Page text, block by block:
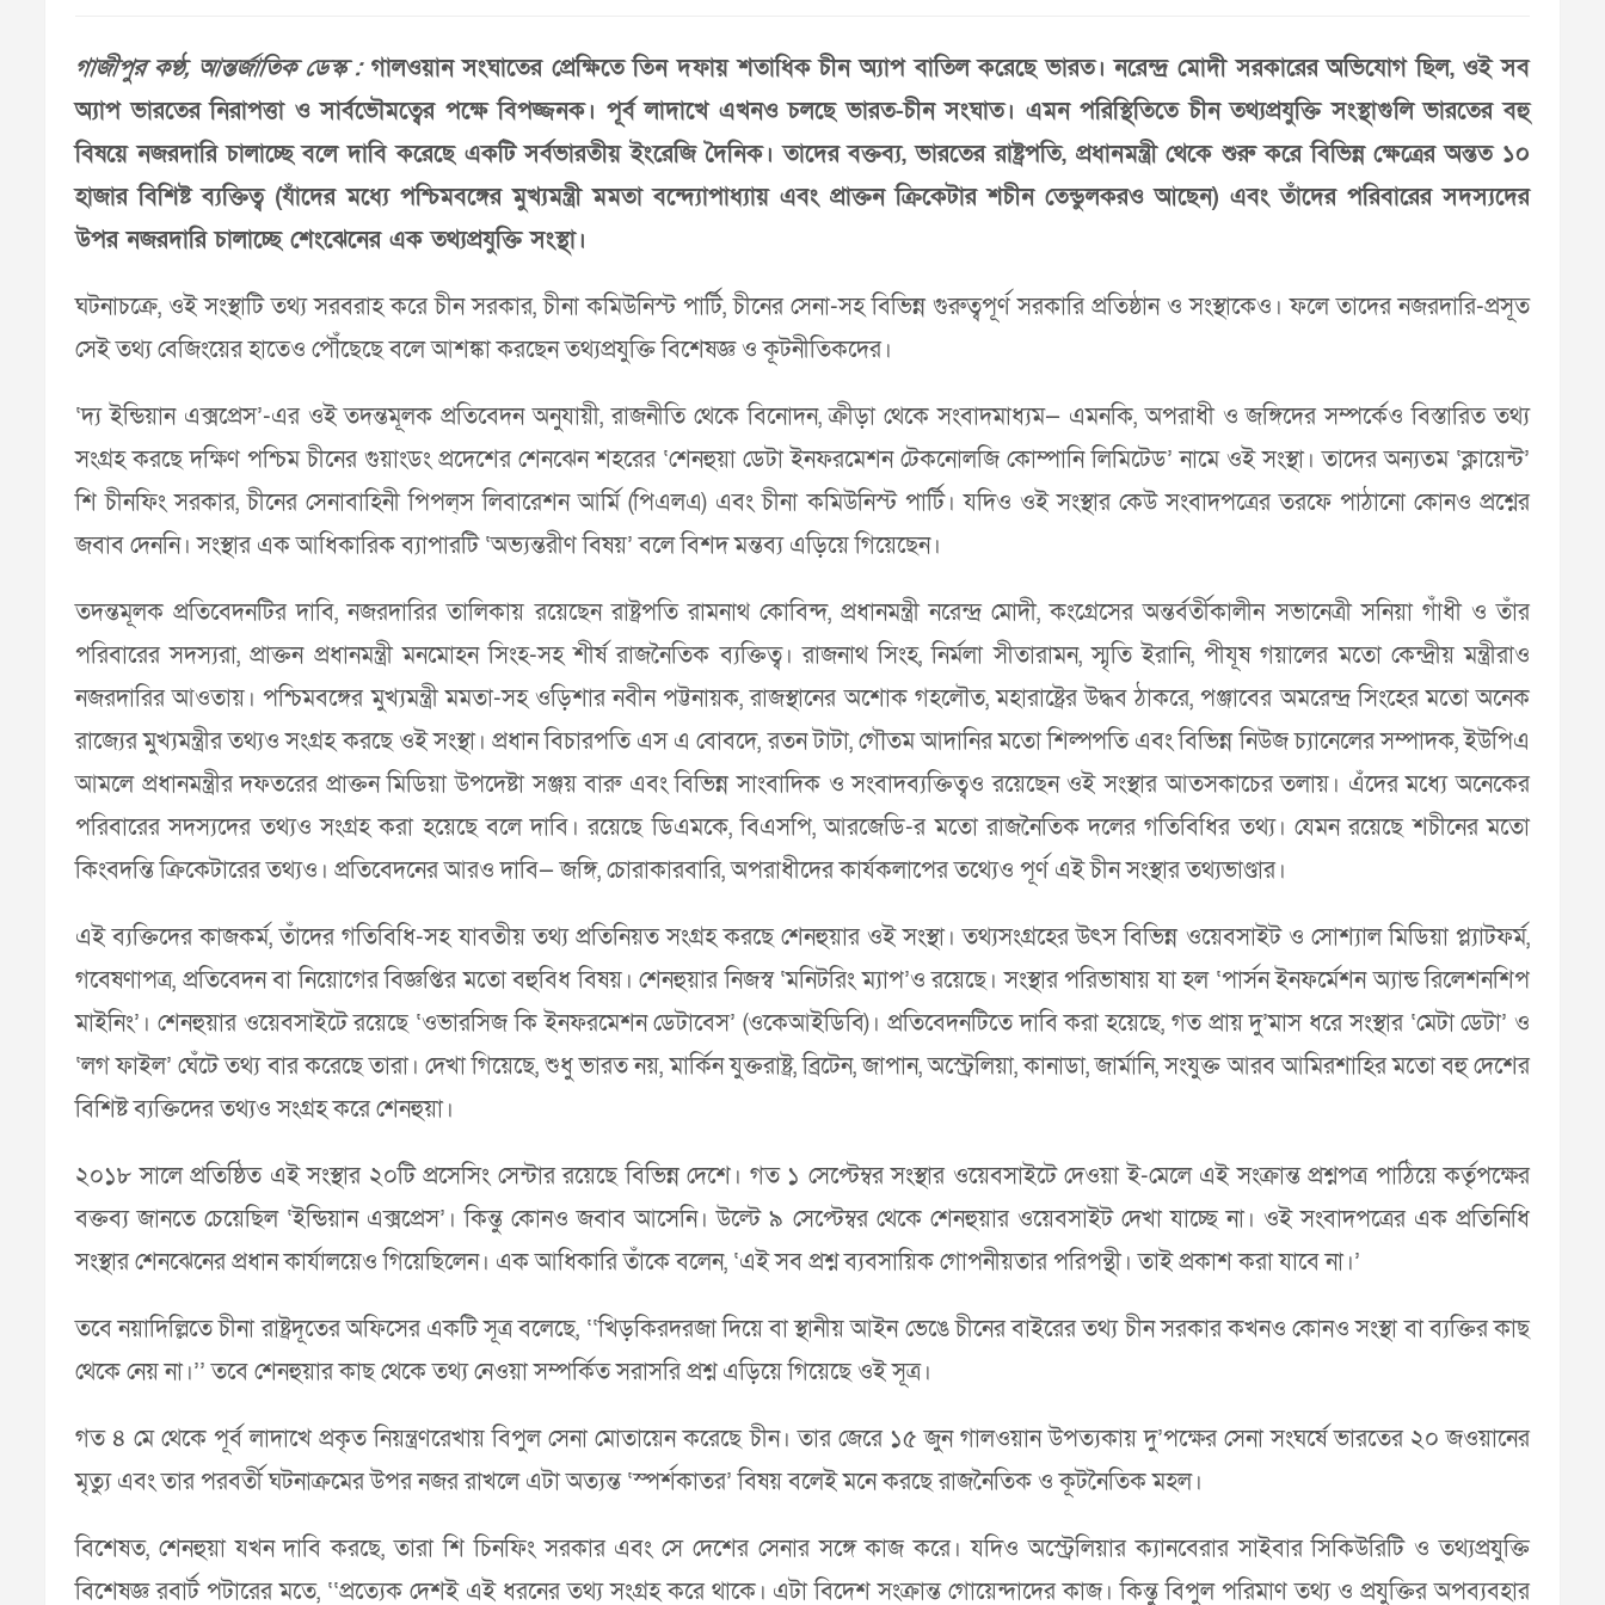
গাজীপুর কণ্ঠ, আন্তর্জাতিক ডেস্ক :গালওয়ান সংঘাতের প্রেক্ষিতে তিন দফায় শতাধিক চীন অ্যাপ বাতিল করেছে ভারত। নরেন্দ্র মোদী সরকারের অভিযোগ ছিল, ওই সব
অ্যাপ ভারতের নিরাপত্তা ও সার্বভৌমত্বের পক্ষে বিপজ্জনক। পূর্ব লাদাখে এখনও চলছে ভারত-চীন সংঘাত। এমন পরিস্থিতিতে চীন তথ্যপ্রযুক্তি সংস্থাগুলি ভারতের বহু
বিষয়ে নজরদারি চালাচ্ছে বলে দাবি করেছে একটি সর্বভারতীয় ইংরেজি দৈনিক। তাদের বক্তব্য, ভারতের রাষ্ট্রপতি, প্রধানমন্ত্রী থেকে শুরু করে বিভিন্ন ক্ষেত্রের অন্তত ১০
হাজার বিশিষ্ট ব্যক্তিত্ব (যাঁদের মধ্যে পশ্চিমবঙ্গের মুখ্যমন্ত্রী মমতা বন্দ্যোপাধ্যায় এবং প্রাক্তন ক্রিকেটার শচীন তেন্ডুলকরও আছেন) এবং তাঁদের পরিবারের সদস্যদের
উপর নজরদারি চালাচ্ছে শেংঝেনের এক তথ্যপ্রযুক্তি সংস্থা।
ঘটনাচক্রে, ওই সংস্থাটি তথ্য সরবরাহ করে চীন সরকার, চীনা কমিউনিস্ট পার্টি, চীনের সেনা-সহ বিভিন্ন গুরুত্বপূর্ণ সরকারি প্রতিষ্ঠান ও সংস্থাকেও। ফলে তাদের নজরদারি-প্রসূত
সেই তথ্য বেজিংয়ের হাতেও পৌঁছেছে বলে আশঙ্কা করছেন তথ্যপ্রযুক্তি বিশেষজ্ঞ ও কূটনীতিকদের।
‘দ্য ইন্ডিয়ান এক্সপ্রেস’-এর ওই তদন্তমূলক প্রতিবেদন অনুযায়ী, রাজনীতি থেকে বিনোদন, ক্রীড়া থেকে সংবাদমাধ্যম— এমনকি, অপরাধী ও জঙ্গিদের সম্পর্কেও বিস্তারিত তথ্য
সংগ্রহ করছে দক্ষিণ পশ্চিম চীনের গুয়াংডং প্রদেশের শেনঝেন শহরের ‘শেনহুয়া ডেটা ইনফরমেশন টেকনোলজি কোম্পানি লিমিটেড’ নামে ওই সংস্থা। তাদের অন্যতম ‘ক্লায়েন্ট’
শি চীনফিং সরকার, চীনের সেনাবাহিনী পিপল্‌স লিবারেশন আর্মি (পিএলএ) এবং চীনা কমিউনিস্ট পার্টি। যদিও ওই সংস্থার কেউ সংবাদপত্রের তরফে পাঠানো কোনও প্রশ্নের
জবাব দেননি। সংস্থার এক আধিকারিক ব্যাপারটি ‘অভ্যন্তরীণ বিষয়’ বলে বিশদ মন্তব্য এড়িয়ে গিয়েছেন।
তদন্তমূলক প্রতিবেদনটির দাবি, নজরদারির তালিকায় রয়েছেন রাষ্ট্রপতি রামনাথ কোবিন্দ, প্রধানমন্ত্রী নরেন্দ্র মোদী, কংগ্রেসের অন্তর্বর্তীকালীন সভানেত্রী সনিয়া গাঁধী ও তাঁর
পরিবারের সদস্যরা, প্রাক্তন প্রধানমন্ত্রী মনমোহন সিংহ-সহ শীর্ষ রাজনৈতিক ব্যক্তিত্ব। রাজনাথ সিংহ, নির্মলা সীতারামন, স্মৃতি ইরানি, পীযূষ গয়ালের মতো কেন্দ্রীয় মন্ত্রীরাও
নজরদারির আওতায়। পশ্চিমবঙ্গের মুখ্যমন্ত্রী মমতা-সহ ওড়িশার নবীন পট্টনায়ক, রাজস্থানের অশোক গহলৌত, মহারাষ্ট্রের উদ্ধব ঠাকরে, পঞ্জাবের অমরেন্দ্র সিংহের মতো অনেক
রাজ্যের মুখ্যমন্ত্রীর তথ্যও সংগ্রহ করছে ওই সংস্থা। প্রধান বিচারপতি এস এ বোবদে, রতন টাটা, গৌতম আদানির মতো শিল্পপতি এবং বিভিন্ন নিউজ চ্যানেলের সম্পাদক, ইউপিএ
আমলে প্রধানমন্ত্রীর দফতরের প্রাক্তন মিডিয়া উপদেষ্টা সঞ্জয় বারু এবং বিভিন্ন সাংবাদিক ও সংবাদব্যক্তিত্বও রয়েছেন ওই সংস্থার আতসকাচের তলায়। এঁদের মধ্যে অনেকের
পরিবারের সদস্যদের তথ্যও সংগ্রহ করা হয়েছে বলে দাবি। রয়েছে ডিএমকে, বিএসপি, আরজেডি-র মতো রাজনৈতিক দলের গতিবিধির তথ্য। যেমন রয়েছে শচীনের মতো
কিংবদন্তি ক্রিকেটারের তথ্যও। প্রতিবেদনের আরও দাবি— জঙ্গি, চোরাকারবারি, অপরাধীদের কার্যকলাপের তথ্যেও পূর্ণ এই চীন সংস্থার তথ্যভাণ্ডার।
এই ব্যক্তিদের কাজকর্ম, তাঁদের গতিবিধি-সহ যাবতীয় তথ্য প্রতিনিয়ত সংগ্রহ করছে শেনহুয়ার ওই সংস্থা। তথ্যসংগ্রহের উৎস বিভিন্ন ওয়েবসাইট ও সোশ্যাল মিডিয়া প্ল্যাটফর্ম,
গবেষণাপত্র, প্রতিবেদন বা নিয়োগের বিজ্ঞপ্তির মতো বহুবিধ বিষয়। শেনহুয়ার নিজস্ব ‘মনিটরিং ম্যাপ’ও রয়েছে। সংস্থার পরিভাষায় যা হল ‘পার্সন ইনফর্মেশন অ্যান্ড রিলেশনশিপ
মাইনিং’। শেনহুয়ার ওয়েবসাইটে রয়েছে ‘ওভারসিজ কি ইনফরমেশন ডেটাবেস’ (ওকেআইডিবি)। প্রতিবেদনটিতে দাবি করা হয়েছে, গত প্রায় দু’মাস ধরে সংস্থার ‘মেটা ডেটা’ ও
‘লগ ফাইল’ ঘেঁটে তথ্য বার করেছে তারা। দেখা গিয়েছে, শুধু ভারত নয়, মার্কিন যুক্তরাষ্ট্র, ব্রিটেন, জাপান, অস্ট্রেলিয়া, কানাডা, জার্মানি, সংযুক্ত আরব আমিরশাহির মতো বহু দেশের
বিশিষ্ট ব্যক্তিদের তথ্যও সংগ্রহ করে শেনহুয়া।
২০১৮ সালে প্রতিষ্ঠিত এই সংস্থার ২০টি প্রসেসিং সেন্টার রয়েছে বিভিন্ন দেশে। গত ১ সেপ্টেম্বর সংস্থার ওয়েবসাইটে দেওয়া ই-মেলে এই সংক্রান্ত প্রশ্নপত্র পাঠিয়ে কর্তৃপক্ষের
বক্তব্য জানতে চেয়েছিল ‘ইন্ডিয়ান এক্সপ্রেস’। কিন্তু কোনও জবাব আসেনি। উল্টে ৯ সেপ্টেম্বর থেকে শেনহুয়ার ওয়েবসাইট দেখা যাচ্ছে না। ওই সংবাদপত্রের এক প্রতিনিধি
সংস্থার শেনঝেনের প্রধান কার্যালয়েও গিয়েছিলেন। এক আধিকারি তাঁকে বলেন, ‘এই সব প্রশ্ন ব্যবসায়িক গোপনীয়তার পরিপন্থী। তাই প্রকাশ করা যাবে না।’
তবে নয়াদিল্লিতে চীনা রাষ্ট্রদূতের অফিসের একটি সূত্র বলেছে, ‘‘খিড়কিরদরজা দিয়ে বা স্থানীয় আইন ভেঙে চীনের বাইরের তথ্য চীন সরকার কখনও কোনও সংস্থা বা ব্যক্তির কাছ
থেকে নেয় না।’’ তবে শেনহুয়ার কাছ থেকে তথ্য নেওয়া সম্পর্কিত সরাসরি প্রশ্ন এড়িয়ে গিয়েছে ওই সূত্র।
গত ৪ মে থেকে পূর্ব লাদাখে প্রকৃত নিয়ন্ত্রণরেখায় বিপুল সেনা মোতায়েন করেছে চীন। তার জেরে ১৫ জুন গালওয়ান উপত্যকায় দু’পক্ষের সেনা সংঘর্ষে ভারতের ২০ জওয়ানের
মৃত্যু এবং তার পরবর্তী ঘটনাক্রমের উপর নজর রাখলে এটা অত্যন্ত ‘স্পর্শকাতর’ বিষয় বলেই মনে করছে রাজনৈতিক ও কূটনৈতিক মহল।
বিশেষত, শেনহুয়া যখন দাবি করছে, তারা শি চিনফিং সরকার এবং সে দেশের সেনার সঙ্গে কাজ করে। যদিও অস্ট্রেলিয়ার ক্যানবেরার সাইবার সিকিউরিটি ও তথ্যপ্রযুক্তি
বিশেষজ্ঞ রবার্ট পটারের মতে, ‘‘প্রত্যেক দেশই এই ধরনের তথ্য সংগ্রহ করে থাকে। এটা বিদেশ সংক্রান্ত গোয়েন্দাদের কাজ। কিন্তু বিপুল পরিমাণ তথ্য ও প্রযুক্তির অপব্যবহার